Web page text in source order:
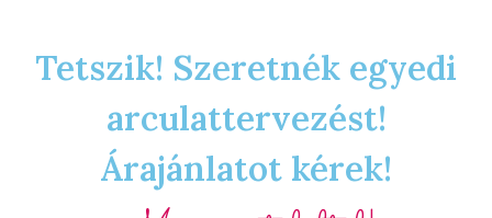
Tetszik! Szeretnék egyedi
arculattervezést!
Árajánlatot kérek!